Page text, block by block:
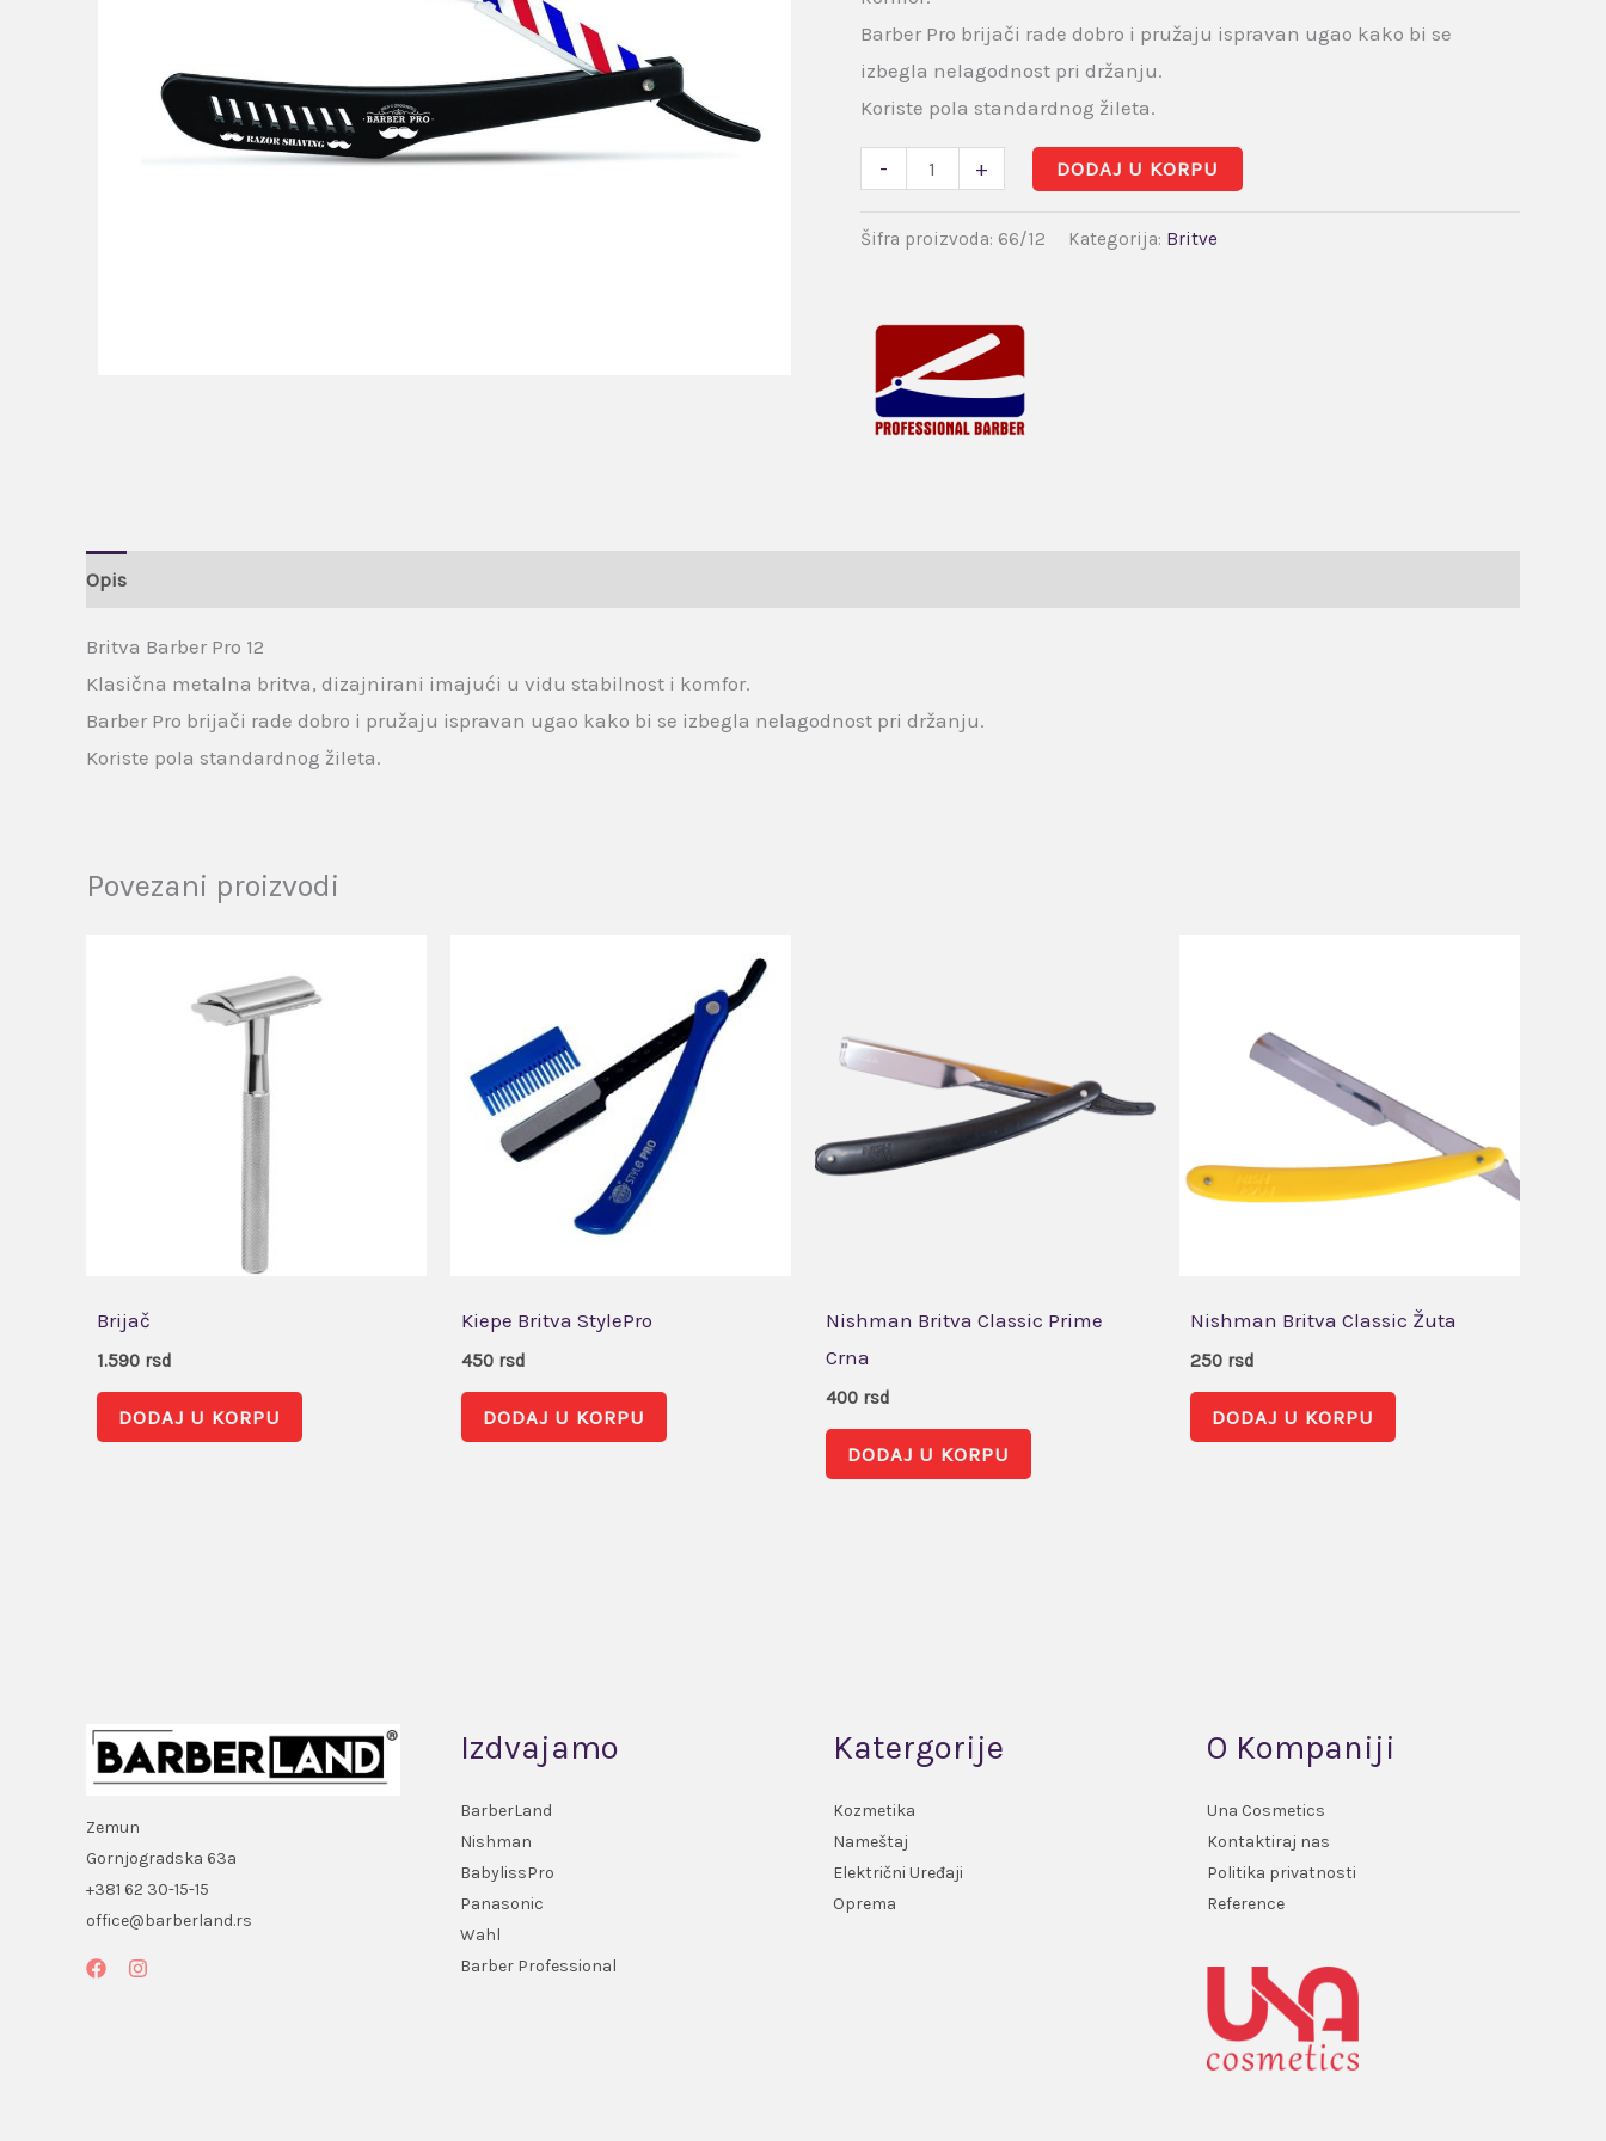
Barber Pro brijači rade dobro i pružaju ispravan ugao kako bi se
izbegla nelagodnost pri držanju.
Koriste pola standardnog žileta.
- + DODAJ U KORPU
Šifra proizvoda: 66/12 Kategorija: Britve
Opis
Britva Barber Pro 12
Klasična metalna britva, dizajnirani imajući u vidu stabilnost i komfor.
Barber Pro brijači rade dobro i pružaju ispravan ugao kako bi se izbegla nelagodnost pri držanju.
Koriste pola standardnog žileta.
Povezani proizvodi
Brijač
1.590 rsd
DODAJ U KORPU
Kiepe Britva StylePro
450 rsd
DODAJ U KORPU
Nishman Britva Classic Prime
Crna
400 rsd
DODAJ U KORPU
Nishman Britva Classic Žuta
250 rsd
DODAJ U KORPU
Zemun
Gornjogradska 63a
+381 62 30-15-15
office@barberland.rs
Izdvajamo
BarberLand
Nishman
BabylissPro
Panasonic
Wahl
Barber Professional
Katergorije
Kozmetika
Nameštaj
Električni Uređaji
Oprema
O Kompaniji
Una Cosmetics
Kontaktiraj nas
Politika privatnosti
Reference